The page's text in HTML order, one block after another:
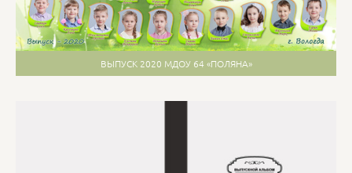
ВЫПУСК 2020 МДОУ 64 «ПОЛЯНА»